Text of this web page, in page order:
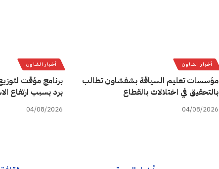
أخبار الشاون
مؤسسات تعليم السياقة بشفشاون تطالب
بالتحقيق في اختلالات بالقطاع
04/08/2026
أخبار الشاون
برنامج مؤقت
برد بسبب ارتفاع
04/08/2026